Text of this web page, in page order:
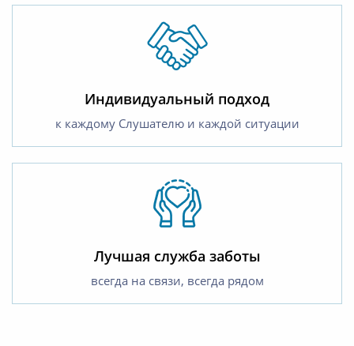
Индивидуальный подход
к каждому Слушателю и каждой ситуации
Лучшая служба заботы
всегда на связи, всегда рядом